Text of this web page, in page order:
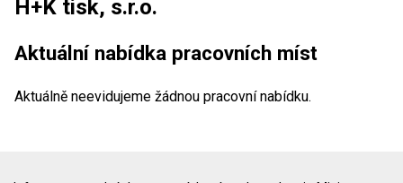
H+K tisk, s.r.o.
Aktuální nabídka pracovních míst
Aktuálně neevidujeme žádnou pracovní nabídku.